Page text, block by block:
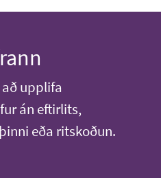
upplifa
án eftirlits,
eða ritskoðun.